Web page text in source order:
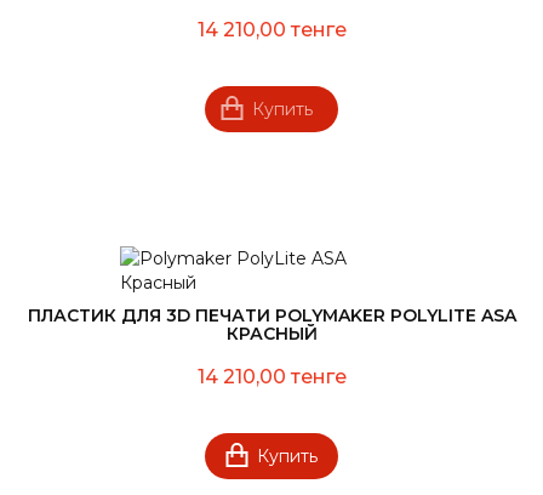
14 210,00 тенге
Купить
ПЛАСТИК ДЛЯ 3D ПЕЧАТИ POLYMAKER POLYLITE ASA
КРАСНЫЙ
14 210,00 тенге
Купить